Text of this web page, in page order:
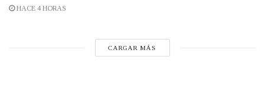
HACE 4 HORAS
CARGAR MÁS